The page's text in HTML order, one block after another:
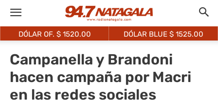
DÓLAR OF. $ 1520.00 DÓLAR BLUE $ 1525.00
Campanella y Brandoni
hacen campaña por Macri
en las redes sociales